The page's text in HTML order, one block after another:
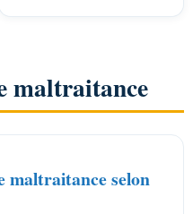
maltraitance
maltraitance selon